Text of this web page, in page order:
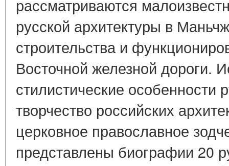
рассматриваются
русской архитектуры в
строительства и
Восточной железной дороги.
стилистические особенности
творчество российских
церковное православное
представлены биографии 20